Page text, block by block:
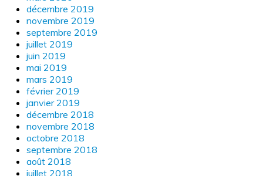
décembre 2019
novembre 2019
septembre 2019
juillet 2019
juin 2019
mai 2019
mars 2019
février 2019
janvier 2019
décembre 2018
novembre 2018
octobre 2018
septembre 2018
août 2018
juillet 2018